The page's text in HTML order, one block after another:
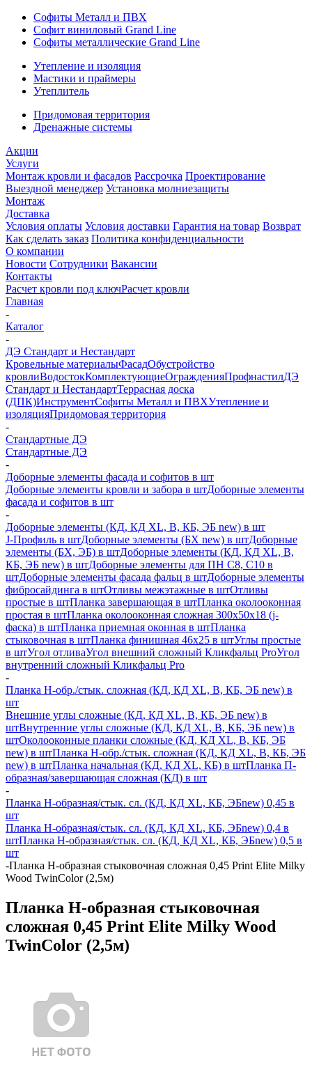
Софиты Металл и ПВХ
Софит виниловый Grand Line
Софиты металлические Grand Line
Утепление и изоляция
Мастики и праймеры
Утеплитель
Придомовая территория
Дренажные системы
Акции
Услуги
Монтаж кровли и фасадов Рассрочка Проектирование
Выездной менеджер Установка молниезащиты
Монтаж
Доставка
Условия оплаты Условия доставки Гарантия на товар Возврат
Как сделать заказ Политика конфиденциальности
О компании
Новости Сотрудники Вакансии
Контакты
Расчет кровли под ключРасчет кровли
Главная
-
Каталог
-
ДЭ Стандарт и Нестандарт
Кровельные материалыФасадОбустройство
кровлиВодостокКомплектующиеОгражденияПрофнастилДЭ
Стандарт и НестандартТеррасная доска
(ДПК)ИнструментСофиты Металл и ПВХУтепление и
изоляцияПридомовая территория
-
Стандартные ДЭ
Стандартные ДЭ
-
Доборные элементы фасада и софитов в шт
Доборные элементы кровли и забора в штДоборные элементы
фасада и софитов в шт
-
Доборные элементы (КД, КД XL, В, КБ, ЭБ new) в шт
J-Профиль в штДоборные элементы (БХ new) в штДоборные
элементы (БХ, ЭБ) в штДоборные элементы (КД, КД XL, В,
КБ, ЭБ new) в штДоборные элементы для ПН С8, С10 в
штДоборные элементы фасада фальц в штДоборные элементы
фибросайдинга в штОтливы межэтажные в штОтливы
простые в штПланка завершающая в штПланка околооконная
простая в штПланка околооконная сложная 300х50х18 (j-
фаска) в штПланка приемная оконная в штПланка
стыковочная в штПланка финишная 46х25 в штУглы простые
в штУгол отливаУгол внешний сложный Кликфальц ProУгол
внутренний сложный Кликфальц Pro
-
Планка H-обр./стык. сложная (КД, КД XL, В, КБ, ЭБ new) в
шт
Внешние углы сложные (КД, КД XL, В, КБ, ЭБ new) в
штВнутренние углы сложные (КД, КД XL, В, КБ, ЭБ new) в
штОколооконные планки сложные (КД, КД XL, В, КБ, ЭБ
new) в штПланка H-обр./стык. сложная (КД, КД XL, В, КБ, ЭБ
new) в штПланка начальная (КД, КД XL, КБ) в штПланка П-
образная/завершающая сложная (КД) в шт
-
Планка H-образная/стык. сл. (КД, КД XL, КБ, ЭБnew) 0,45 в
шт
Планка H-образная/стык. сл. (КД, КД XL, КБ, ЭБnew) 0,4 в
штПланка H-образная/стык. сл. (КД, КД XL, КБ, ЭБnew) 0,5 в
шт
-Планка Н-образная стыковочная сложная 0,45 Print Elite Milky
Wood TwinColor (2,5м)
Планка Н-образная стыковочная
сложная 0,45 Print Elite Milky Wood
TwinColor (2,5м)